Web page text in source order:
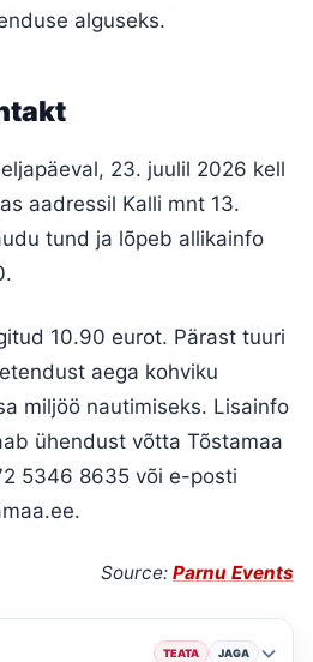
alguseks.
23. juulil 2026 kell
aadressil Kalli mnt 13.
tund ja lõpeb allikainfo
10.90 eurot. Pärast tuuri
aega kohviku
miljöö nautimiseks. Lisainfo
ühendust võtta Tõstamaa
5346 8635 või e-posti
Source: Parnu Events
TEATA JAGA